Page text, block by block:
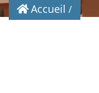
Accueil